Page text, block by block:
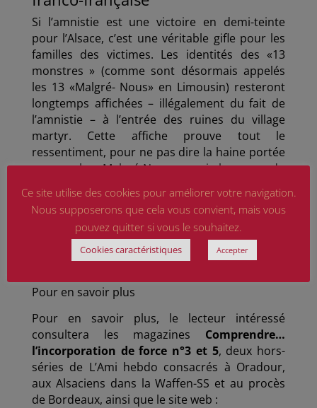
Si l’amnistie est une victoire en demi-teinte
pour l’Alsace, c’est une véritable gifle pour les
familles des victimes. Les identités des «13
monstres » (comme sont désormais appelés
les 13 «Malgré- Nous» en Limousin) resteront
longtemps affichées – illégalement du fait de
l’amnistie – à l’entrée des ruines du village
martyr. Cette affiche prouve tout le
ressentiment, pour ne pas dire la haine portée
aux seuls «Malgré-Nous» : ni le nom du
volontaire, ni ceux des accusés allemands – et
encore moins ceux de leurs supérieurs – n’ont
été exposés à l’opprobre du peuple. Les
incorporés de force sont désormais les seuls
coupables de ce crime pourtant perpétré par
une unité allemande. Pour toute éternité ?
Pour en savoir plus
Pour en savoir plus, le lecteur intéressé
consultera les magazines Comprendre…
l’incorporation de force n°3 et 5, deux hors-
séries de L’Ami hebdo consacrés à Oradour,
aux Alsaciens dans la Waffen-SS et au procès
de Bordeaux, ainsi que le site web :
Ce site utilise des cookies pour améliorer votre navigation.
Nous supposerons que cela vous convient, mais vous
pouvez quitter si vous le souhaitez.
Cookies caractéristiques Accepter